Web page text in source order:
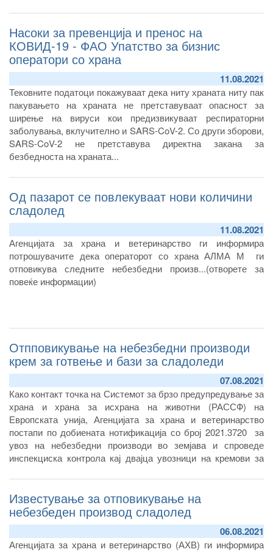
Насоки за превенција и пренос на
КОВИД-19 - ФАО Упатство за бизнис
оператори со храна
11.08.2021
Тековните податоци покажуваат дека ниту храната ниту пак
пакувањето на храната не претставуваат опасност за
ширење на вируси кои предизвикуваат респираторни
заболувања, вклучително и SARS-CoV-2. Со други зборови,
SARS-CoV-2 не претставува директна закана за
безбедноста на храната...
Од пазарот се повлекуваат нови количини
сладолед
11.08.2021
Агенцијата за храна и ветеринарство ги информира
потрошувачите дека операторот со храна АЛМА М ги
отповикува следните небезбедни произв...(отворете за
повеќе информации)
Отпповикување на небезбедни производи
крем за готвење и бази за сладоледи
07.08.2021
Како контакт точка на Системот за брзо предупредување за
храна и храна за исхрана на животни (РАССФ) на
Европската унија, Агенцијата за храна и ветеринарство
постапи по добиената нотификација со број 2021.3720 за
увоз на небезбедни производи во земјава и спроведе
инспекциска контрола кај двајца увозници на кремови за
(отворете за повеќе информации)
Известување за отповикување на
небезбеден производ сладолед
06.08.2021
Агенцијата за храна и ветеринарство (АХВ) ги информира